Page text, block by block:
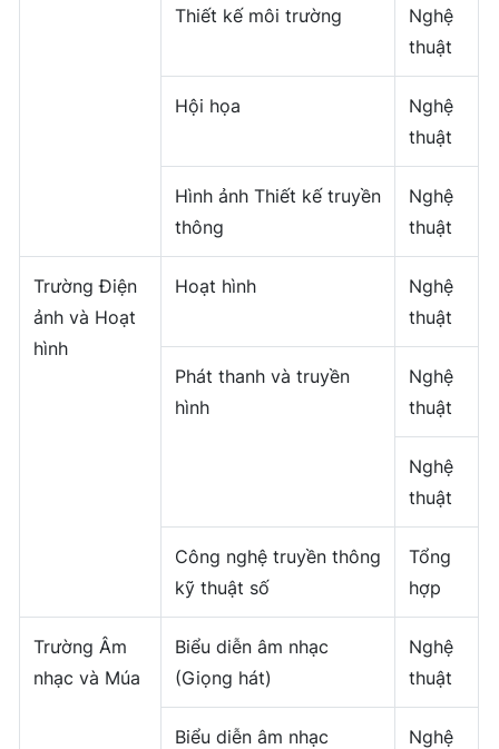
Thiết kế môi trường
Nghệ
thuật
Hội họa
Nghệ
thuật
Hình ảnh Thiết kế truyền
thông
Nghệ
thuật
Trường Điện
ảnh và Hoạt
hình
Hoạt hình
Nghệ
thuật
Phát thanh và truyền
hình
Nghệ
thuật
Nghệ
thuật
Công nghệ truyền thông
kỹ thuật số
Tổng
hợp
Trường Âm
nhạc và Múa
Biểu diễn âm nhạc
(Giọng hát)
Nghệ
thuật
Biểu diễn âm nhạc
Nghệ